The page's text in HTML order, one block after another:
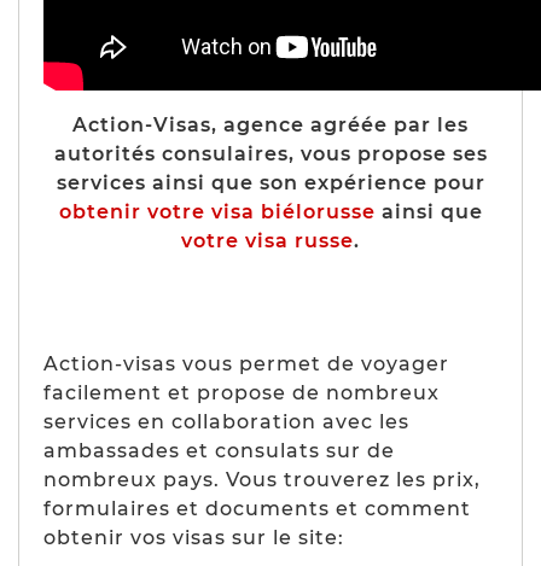
Action-Visas, agence agréée par les
autorités consulaires, vous propose ses
services ainsi que son expérience pour
obtenir votre visa biélorusse ainsi que
votre visa russe.
Action-visas vous permet de voyager
facilement et propose de nombreux
services en collaboration avec les
ambassades et consulats sur de
nombreux pays. Vous trouverez les prix,
formulaires et documents et comment
obtenir vos visas sur le site: